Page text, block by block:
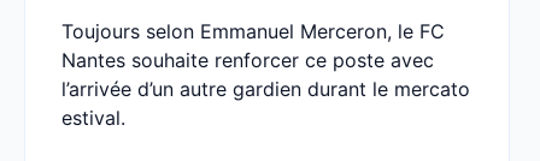
Toujours selon Emmanuel Merceron, le FC
Nantes souhaite renforcer ce poste avec
l’arrivée d’un autre gardien durant le mercato
estival.